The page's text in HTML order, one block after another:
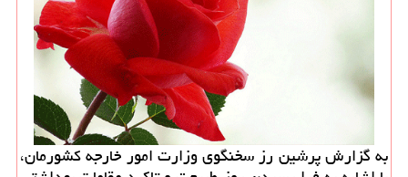
به گزارش پرشین رز سخنگوی وزارت امور خارجه كشورمان،